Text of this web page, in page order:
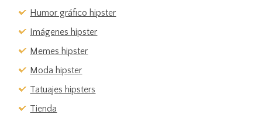
Humor gráfico hipster
Imágenes hipster
Memes hipster
Moda hipster
Tatuajes hipsters
Tienda